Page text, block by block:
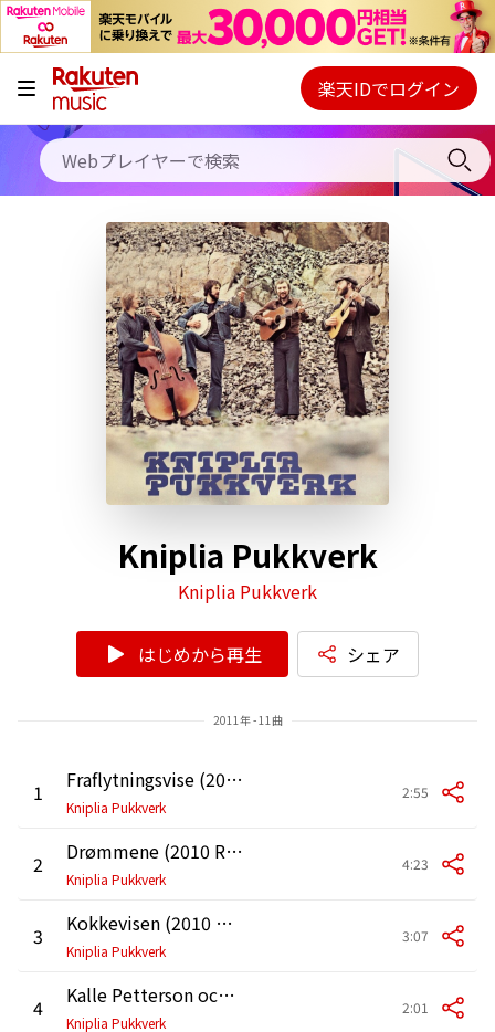
キャンペーン
料金プラン
使い方
初回30日間無料お試し
Webプレイヤー
ご契約内容の確認・変更
楽天IDでログイン
Kniplia Pukkverk
Kniplia Pukkverk
はじめから再生 シェア
2011年 - 11曲
1 Fraflytningsvise (2010 Remastered Version)
Kniplia Pukkverk
2:55
2 Drømmene (2010 Remastered Version)
Kniplia Pukkverk
4:23
3 Kokkevisen (2010 Remastered Version)
Kniplia Pukkverk
3:07
4 Kalle Petterson och Josefina (2010 Remastered Version)
Kniplia Pukkverk
2:01